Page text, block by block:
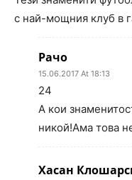
с най-мощния клуб в
Рачо
15.06.2017 At 18:13
24
А кои
никой!Ама това
Хасан